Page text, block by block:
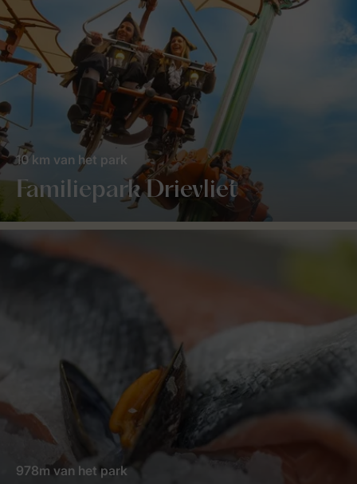
Familiepark Drievliet
10 km van het park
978m van het park